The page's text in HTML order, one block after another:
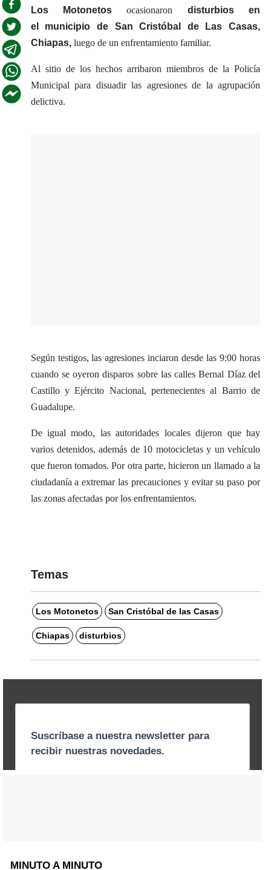
Los Motonetos ocasionaron disturbios en
el municipio de San Cristóbal de Las Casas,
Chiapas,luego de un enfrentamiento familiar.
Al sitio de los hechos arribaron miembros de la Policía
Municipal para disuadir las agresiones de la agrupación
delictiva.
Según testigos, las agresiones inciaron desde las 9:00 horas
cuando se oyeron disparos sobre las calles Bernal Díaz del
Castillo y Ejército Nacional, pertenecientes al Barrio de
Guadalupe.
De igual modo, las autoridades locales dijeron que hay
varios detenidos, además de 10 motocicletas y un vehículo
que fueron tomados. Por otra parte, hicieron un llamado a la
ciudadanía a extremar las precauciones y evitar su paso por
las zonas afectadas por los enfrentamientos.
Temas
Los Motonetos San Cristóbal de las Casas
Chiapas disturbios
MINUTO A MINUTO